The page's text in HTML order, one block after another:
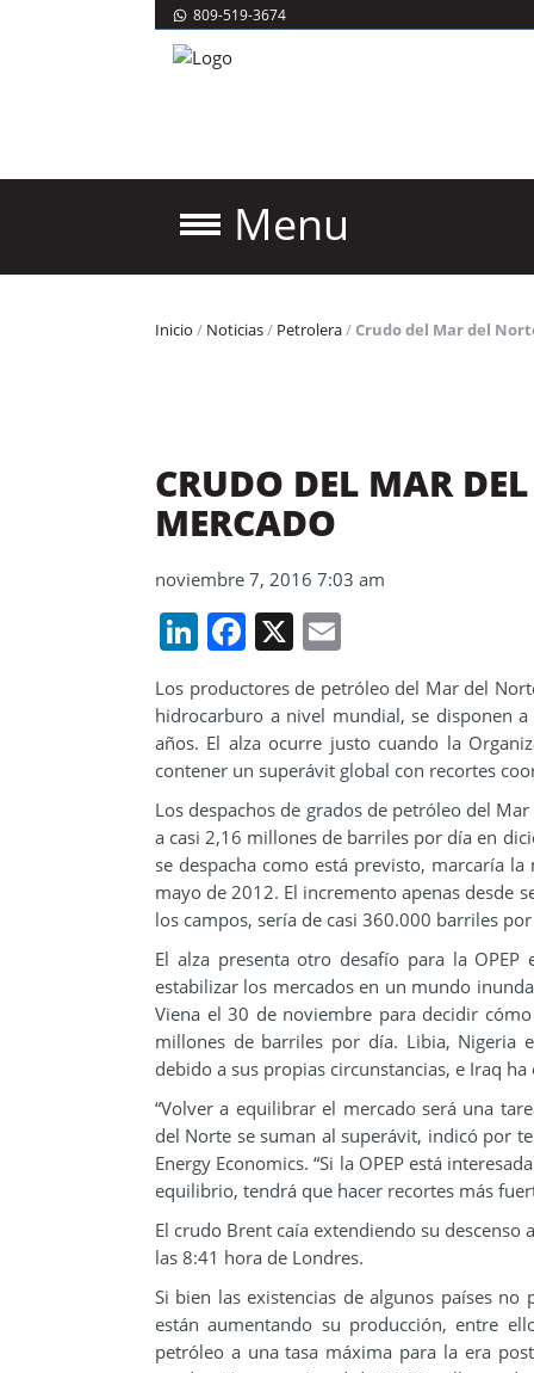
809-519-3674
Menu
Inicio / Noticias/ Petrolera/Crudo del Mar del
CRUDO DEL MAR
MERCADO
noviembre 7, 2016 7:03 am
LinkedIn
Facebook
X
Los productores de petróleo del Mar del
hidrocarburo a nivel mundial, se disponen
años. El alza ocurre justo cuando la
contener un superávit global con recortes
Los despachos de grados de petróleo del
a casi 2,16 millones de barriles por día en
se despacha como está previsto, marcaría
mayo de 2012. El incremento apenas desde
los campos, sería de casi 360.000 barriles
El alza presenta otro desafío para la
estabilizar los mercados en un mundo
Viena el 30 de noviembre para decidir
millones de barriles por día. Libia, Nigeria
debido a sus propias circunstancias, e Iraq
“Volver a equilibrar el mercado será una
del Norte se suman al superávit, indicó por
Energy Economics. “Si la OPEP está
equilibrio, tendrá que hacer recortes más
El crudo Brent caía extendiendo su descenso
las 8:41 hora de Londres.
Si bien las existencias de algunos países no
están aumentando su producción, entre
petróleo a una tasa máxima para la era